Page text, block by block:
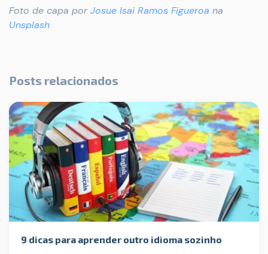
Foto de capa por Josue Isai Ramos Figueroa na
Unsplash
Posts relacionados
9 dicas para aprender outro idioma sozinho